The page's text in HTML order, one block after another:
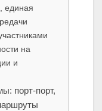
единая
на
и
порт‑порт,